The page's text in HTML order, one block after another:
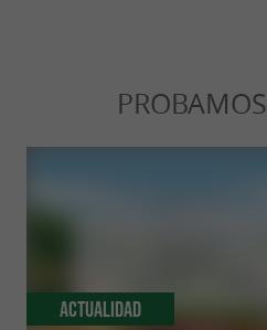
PROBAMOS
Actualidad